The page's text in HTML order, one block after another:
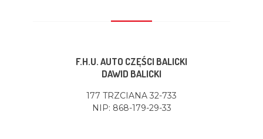
F.H.U. AUTO CZĘŚCI BALICKI
DAWID BALICKI
177 TRZCIANA 32-733
NIP: 868-179-29-33